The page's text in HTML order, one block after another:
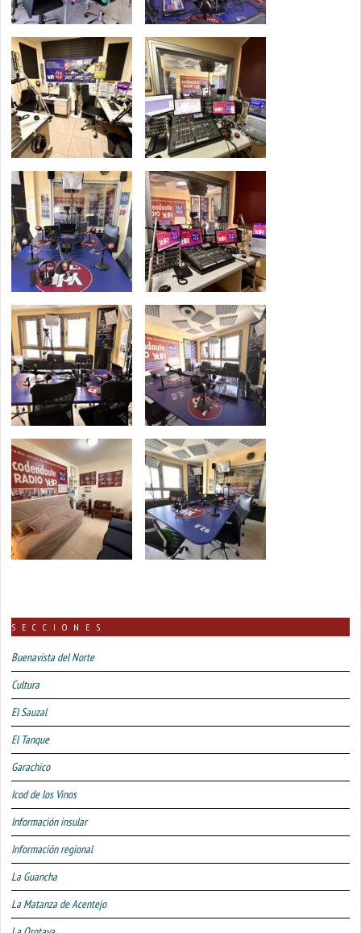
SECCIONES
Buenavista del Norte
Cultura
El Sauzal
El Tanque
Garachico
Icod de los Vinos
Información insular
Información regional
La Guancha
La Matanza de Acentejo